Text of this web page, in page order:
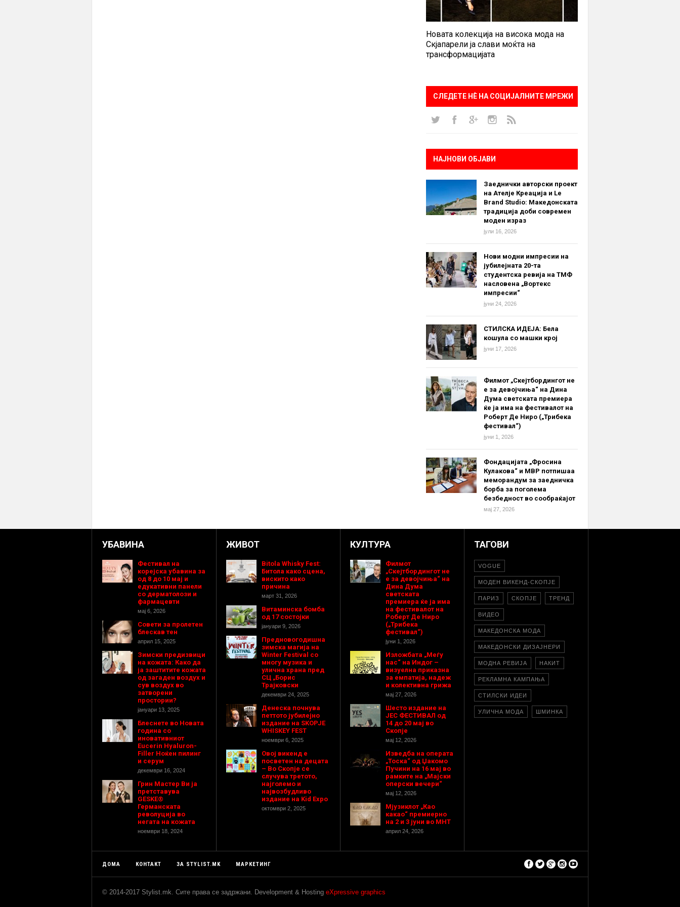
Новата колекција на висока мода на
Скјапарели ја слави моќта на
трансформацијата
СЛЕДЕТЕ НÈ НА СОЦИЈАЛНИТЕ МРЕЖИ
НАЈНОВИ ОБЈАВИ
Заеднички авторски проект
на Ателје Креација и Le
Brand Studio: Македонската
традиција доби современ
моден израз
јули 16, 2026
Нови модни импресии на
јубилејната 20-та
студентска ревија на ТМФ
насловена „Вортекс
импресии“
јуни 24, 2026
СТИЛСКА ИДЕЈА: Бела
кошула со машки крој
јуни 17, 2026
Филмот „Скејтбордингот не
е за девојчиња“ на Дина
Дума светската премиера
ќе ја има на фестивалот на
Роберт Де Ниро („Трибека
фестивал“)
јуни 1, 2026
Фондацијата „Фросина
Кулакова“ и МВР потпишаа
меморандум за заедничка
борба за поголема
безбедност во сообраќајот
мај 27, 2026
УБАВИНА
Фестивал на
корејска убавина за
од 8 до 10 мај и
едукативни панели
со дерматолози и
фармацевти
мај 6, 2026
Совети за пролетен
блескав тен
април 15, 2025
Зимски предизвици
на кожата: Како да
ја заштитите кожата
од загаден воздух и
сув воздух во
затворени
простории?
јануари 13, 2025
Блеснете во Новата
година со
иновативниот
Eucerin Hyaluron-
Filler Ноќен пилинг
и серум
декември 16, 2024
Грин Мастер Ви ја
претставува
GESKE®
Германската
револуција во
негата на кожата
ноември 18, 2024
ЖИВОТ
Bitola Whisky Fest:
Битола како сцена,
вискито како
причина
март 31, 2026
Витаминска бомба
од 17 состојки
јануари 9, 2026
Предновогодишнa
зимска магија на
Winter Festival со
многу музика и
улична храна пред
СЦ „Борис
Трајковски
декември 24, 2025
Денеска почнува
петтото јубилејно
издание на SKOPJE
WHISKEY FEST
ноември 6, 2025
Овој викенд е
посветен на децата
– Во Скопје се
случува третото,
најголемо и
највозбудливо
издание на Kid Expo
октомври 2, 2025
КУЛТУРА
Филмот
„Скејтбордингот не
е за девојчиња“ на
Дина Дума
светската
премиера ќе ја има
на фестивалот на
Роберт Де Ниро
(„Трибека
фестивал“)
јуни 1, 2026
Изложбата „Меѓу
нас“ на Индог –
визуелна приказна
за емпатија, надеж
и колективна грижа
мај 27, 2026
Шесто издание на
ЈЕС ФЕСТИВАЛ од
14 до 20 мај во
Скопје
мај 12, 2026
Изведба на операта
„Тоска“ од Џакомо
Пучини на 16 мај во
рамките на „Мајски
оперски вечери“
мај 12, 2026
Мјузиклот „Као
какао“ премиерно
на 2 и 3 јуни во МНТ
април 24, 2026
ТАГОВИ
VOGUE
МОДЕН ВИКЕНД-СКОПЈЕ
ПАРИЗ СКОПЈЕ ТРЕНД
ВИДЕО
МАКЕДОНСКА МОДА
МАКЕДОНСКИ ДИЗАЈНЕРИ
МОДНА РЕВИЈА НАКИТ
РЕКЛАМНА КАМПАЊА
СТИЛСКИ ИДЕИ
УЛИЧНА МОДА ШМИНКА
ДОМА КОНТАКТ ЗА STYLIST.MK МАРКЕТИНГ
© 2014-2017 Stylist.mk. Сите права се задржани. Development & Hosting eXpressive graphics